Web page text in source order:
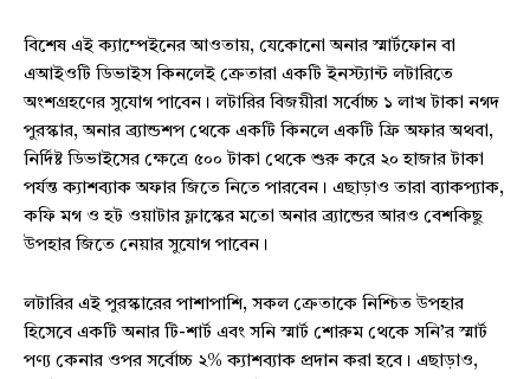
বিশেষ এই ক্যাম্পেইনের আওতায়, যেকোনো অনার স্মার্টফোন বা
এআইওটি ডিভাইস কিনলেই ক্রেতারা একটি ইনস্ট্যান্ট লটারিতে
অংশগ্রহণের সুযোগ পাবেন। লটারির বিজয়ীরা সর্বোচ্চ ১ লাখ টাকা নগদ
পুরস্কার, অনার ব্র্যান্ডশপ থেকে একটি কিনলে একটি ফ্রি অফার অথবা,
নির্দিষ্ট ডিভাইসের ক্ষেত্রে ৫০০ টাকা থেকে শুরু করে ২০ হাজার টাকা
পর্যন্ত ক্যাশব্যাক অফার জিতে নিতে পারবেন। এছাড়াও তারা ব্যাকপ্যাক,
কফি মগ ও হট ওয়াটার ফ্লাস্কের মতো অনার ব্র্যান্ডের আরও বেশকিছু
উপহার জিতে নেয়ার সুযোগ পাবেন।
লটারির এই পুরস্কারের পাশাপাশি, সকল ক্রেতাকে নিশ্চিত উপহার
হিসেবে একটি অনার টি-শার্ট এবং সনি স্মার্ট শোরুম থেকে সনি’র স্মার্ট
পণ্য কেনার ওপর সর্বোচ্চ ২% ক্যাশব্যাক প্রদান করা হবে। এছাড়াও,